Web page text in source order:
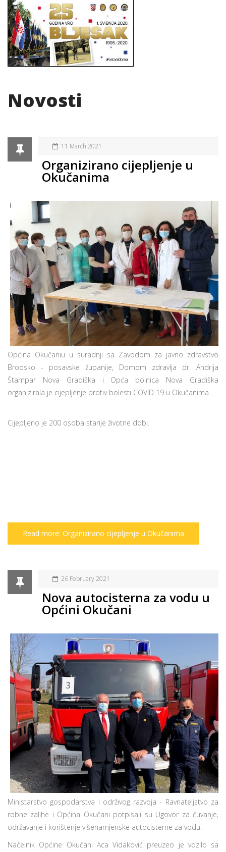
Novosti
11 March 2021
Organizirano cijepljenje u
Okučanima
Općina Okučaniu u suradnji sa Zavodom za javno zdravstvo
Brodsko - posavske županije, Domom zdravlja dr. Andrija
Štampar Nova Gradiška i Opća bolnica Nova Gradiška
organizirala je cijepljenje protiv bolesti COVID 19 u Okučanima.
Cijepljeno je 200 osoba starije životne dobi.
Read more: Organizirano cijepljenje u Okučanima
26 February 2021
Nova autocisterna za vodu u
Općini Okučani
Ministarstvo gospodarstva i održivog razvoja - Ravnateljstvo za
robne zalihe i Općina Okučani potpisali su Ugovor za čuvanje,
održavanje i korištenje višenamjenske autocisterne za vodu.
Načelnik Općine Okučani Aca Vidaković preuzeo je vozilo sa